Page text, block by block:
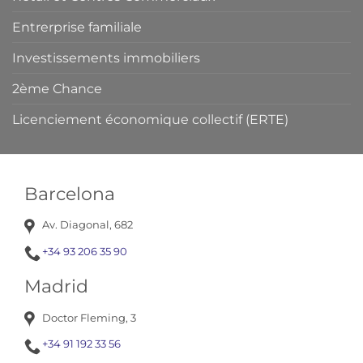
Barcelona
Av. Diagonal, 682
+34 93 206 35 90
Madrid
Doctor Fleming, 3
+34 91 192 33 56
Entrerprise familiale
Investissements immobiliers
2ème Chance
Licenciement économique collectif (ERTE)